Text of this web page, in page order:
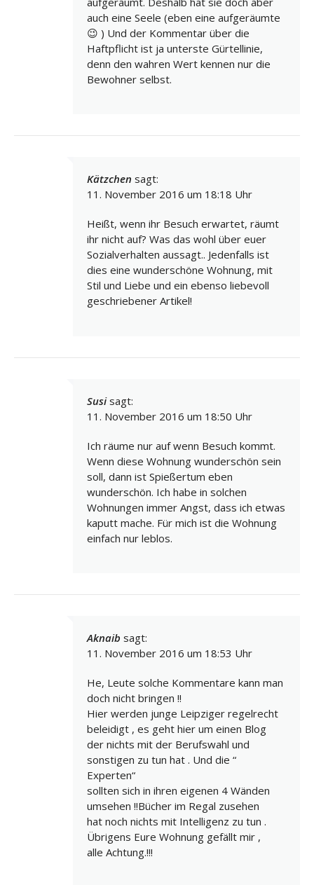
auch eine Seele (eben eine aufgeräumte
😉 ) Und der Kommentar über die
Haftpflicht ist ja unterste Gürtellinie,
denn den wahren Wert kennen nur die
Bewohner selbst.
Kätzchen sagt:
11. November 2016 um 18:18 Uhr
Heißt, wenn ihr Besuch erwartet, räumt
ihr nicht auf? Was das wohl über euer
Sozialverhalten aussagt.. Jedenfalls ist
dies eine wunderschöne Wohnung, mit
Stil und Liebe und ein ebenso liebevoll
geschriebener Artikel!
Susi sagt:
11. November 2016 um 18:50 Uhr
Ich räume nur auf wenn Besuch kommt.
Wenn diese Wohnung wunderschön sein
soll, dann ist Spießertum eben
wunderschön. Ich habe in solchen
Wohnungen immer Angst, dass ich etwas
kaputt mache. Für mich ist die Wohnung
einfach nur leblos.
Aknaib sagt:
11. November 2016 um 18:53 Uhr
He, Leute solche Kommentare kann man
doch nicht bringen !!
Hier werden junge Leipziger regelrecht
beleidigt , es geht hier um einen Blog
der nichts mit der Berufswahl und
sonstigen zu tun hat . Und die “
Experten“
sollten sich in ihren eigenen 4 Wänden
umsehen !!Bücher im Regal zusehen
hat noch nichts mit Intelligenz zu tun .
Übrigens Eure Wohnung gefällt mir ,
alle Achtung.!!!